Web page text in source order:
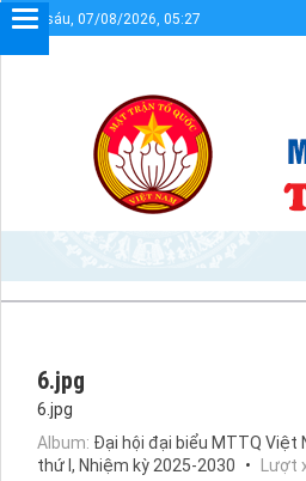
Thứ sáu, 07/08/2026, 05:27
6.jpg
6.jpg
Album: Đại hội đại biểu MTTQ Việt
thứ I, Nhiệm kỳ 2025-2030
Lượt